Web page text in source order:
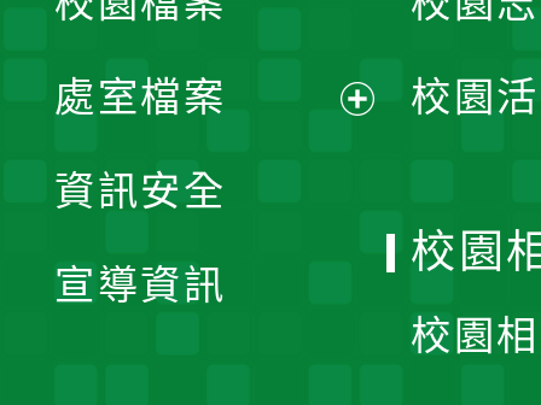
單
處室檔案
資訊安全
宣導資訊
校園
校園
校園